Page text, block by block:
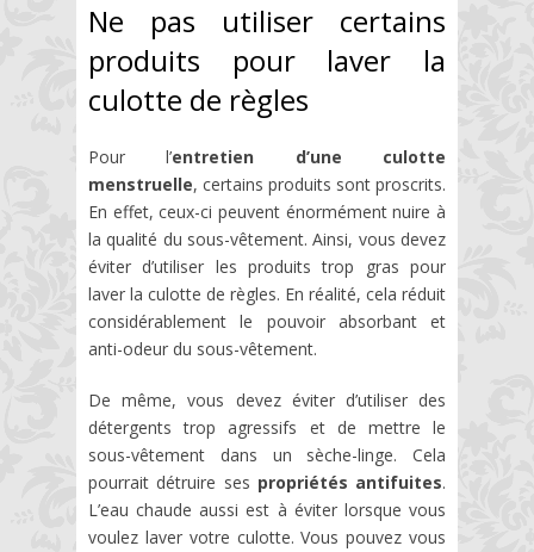
Ne pas utiliser certains
produits pour laver la
culotte de règles
Pour l’entretien d’une culotte
menstruelle, certains produits sont proscrits.
En effet, ceux-ci peuvent énormément nuire à
la qualité du sous-vêtement. Ainsi, vous devez
éviter d’utiliser les produits trop gras pour
laver la culotte de règles. En réalité, cela réduit
considérablement le pouvoir absorbant et
anti-odeur du sous-vêtement.
De même, vous devez éviter d’utiliser des
détergents trop agressifs et de mettre le
sous-vêtement dans un sèche-linge. Cela
pourrait détruire ses propriétés antifuites.
L’eau chaude aussi est à éviter lorsque vous
voulez laver votre culotte. Vous pouvez vous